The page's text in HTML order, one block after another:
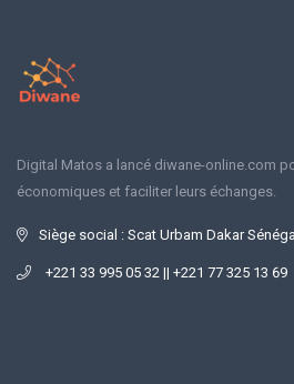
Digital Matos a lancé diwane-online.com
économiques et faciliter leurs échanges.
Siège social : Scat Urbam Dakar Sénégal
+221 33 995 05 32 || +221 77 325 13 69